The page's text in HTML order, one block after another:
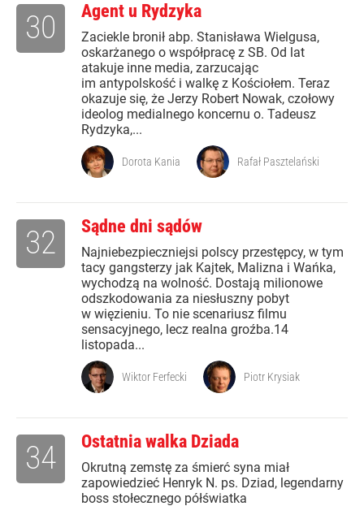
Agent u Rydzyka
Zaciekle bronił abp. Stanisława Wielgusa,
oskarżanego o współpracę z SB. Od lat
atakuje inne media, zarzucając
im antypolskość i walkę z Kościołem. Teraz
okazuje się, że Jerzy Robert Nowak, czołowy
ideolog medialnego koncernu o. Tadeusz
Rydzyka,...
30
Dorota Kania Rafał Pasztelański
Sądne dni sądów
Najniebezpieczniejsi polscy przestępcy, w tym
tacy gangsterzy jak Kajtek, Malizna i Wańka,
wychodzą na wolność. Dostają milionowe
odszkodowania za niesłuszny pobyt
w więzieniu. To nie scenariusz filmu
sensacyjnego, lecz realna groźba.14
listopada...
32
Wiktor Ferfecki Piotr Krysiak
Ostatnia walka Dziada
Okrutną zemstę za śmierć syna miał
zapowiedzieć Henryk N. ps. Dziad, legendarny
boss stołecznego półświatka
34